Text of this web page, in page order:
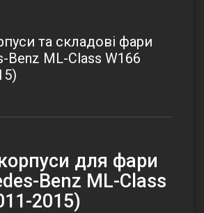
та складові фари
Benz ML-Class W166
для фари
Benz ML-Class
2015)